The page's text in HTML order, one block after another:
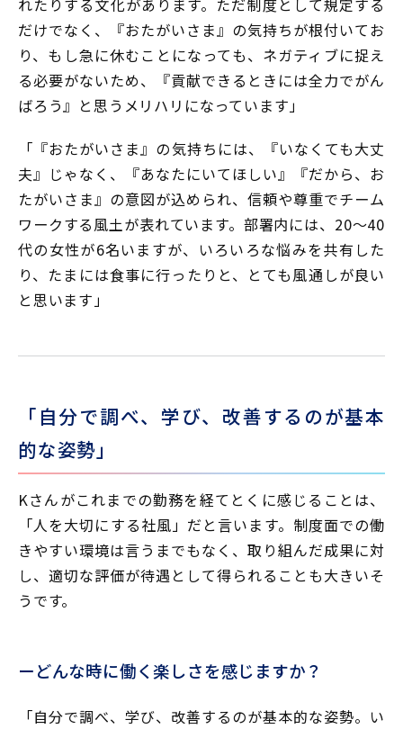
れたりする文化があります。ただ制度として規定する
だけでなく、『おたがいさま』の気持ちが根付いてお
り、もし急に休むことになっても、ネガティブに捉え
る必要がないため、『貢献できるときには全力でがん
ばろう』と思うメリハリになっています」
「『おたがいさま』の気持ちには、『いなくても大丈
夫』じゃなく、『あなたにいてほしい』『だから、お
たがいさま』の意図が込められ、信頼や尊重でチーム
ワークする風土が表れています。部署内には、20〜40
代の女性が6名いますが、いろいろな悩みを共有した
り、たまには食事に行ったりと、とても風通しが良い
と思います」
「自分で調べ、学び、改善するのが基本
的な姿勢」
Kさんがこれまでの勤務を経てとくに感じることは、
「人を大切にする社風」だと言います。制度面での働
きやすい環境は言うまでもなく、取り組んだ成果に対
し、適切な評価が待遇として得られることも大きいそ
うです。
ーどんな時に働く楽しさを感じますか？
「自分で調べ、学び、改善するのが基本的な姿勢。い